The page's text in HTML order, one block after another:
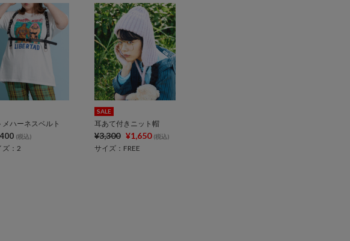
メハーネスベルト
(税込)
ズ：2
SALE
耳あて付きニット帽
¥3,300 ¥1,650 (税込)
サイズ：FREE